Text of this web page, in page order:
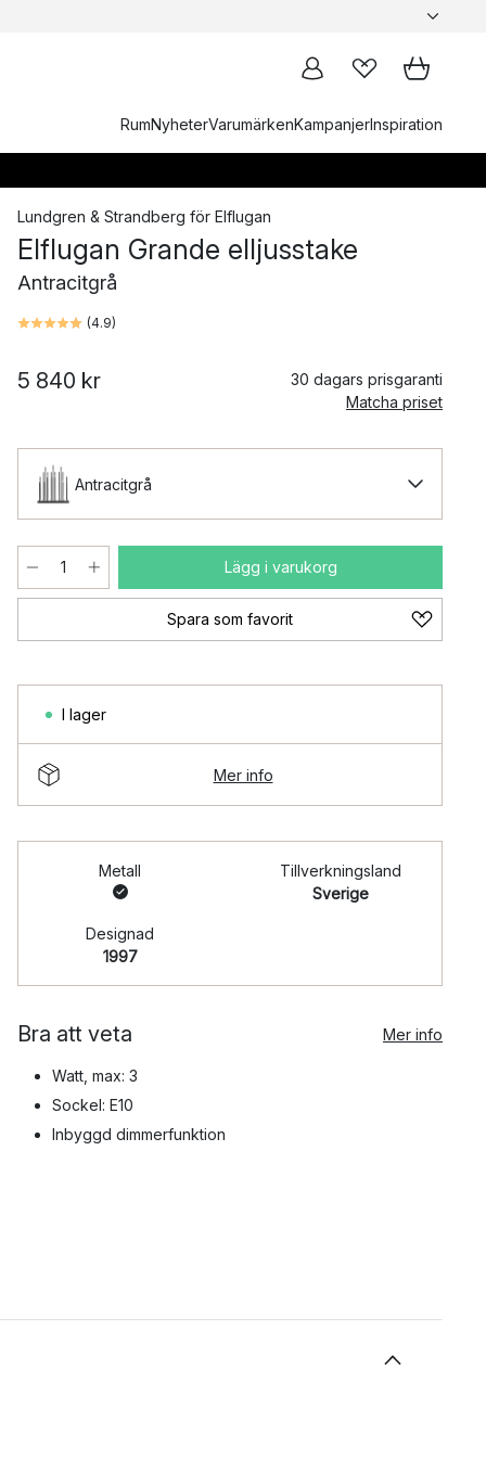
RumNyheterVarumärkenKampanjerInspiration
Lundgren & Strandberg för Elflugan
Elflugan Grande elljusstake
Antracitgrå
(4.9)
5 840 kr
30 dagars prisgaranti
Matcha priset
Antracitgrå
Lägg i varukorg
Spara som favorit
I lager
Mer info
Metall
Tillverkningsland
Sverige
Designad
1997
Bra att veta Mer info
Watt, max: 3
Sockel: E10
Inbyggd dimmerfunktion